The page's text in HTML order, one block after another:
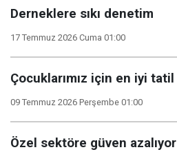
Derneklere sıkı denetim
17 Temmuz 2026 Cuma 01:00
Çocuklarımız için en iyi tatil
09 Temmuz 2026 Perşembe 01:00
Özel sektöre güven azalıyor